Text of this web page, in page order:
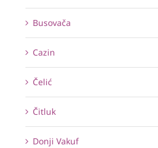
Busovača
Cazin
Čelić
Čitluk
Donji Vakuf